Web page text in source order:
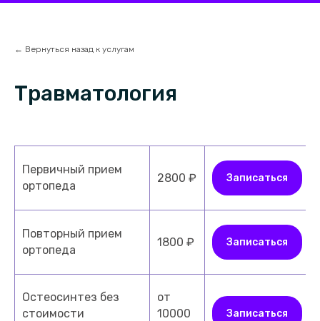
← Вернуться назад к услугам
Травматология
Первичный прием
ортопеда
2800 ₽ Записаться
Повторный прием
ортопеда
1800 ₽ Записаться
Остеосинтез без
стоимости
от
10000
Записаться